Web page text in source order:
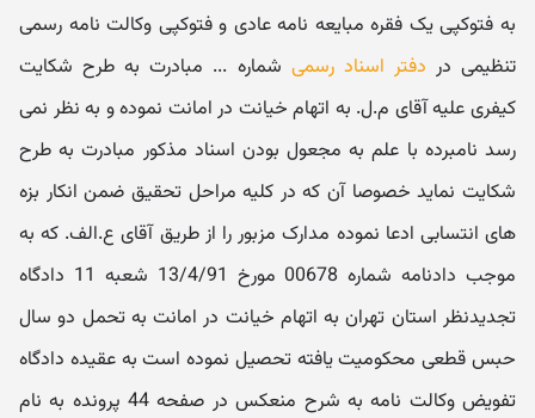
به فتوکپی یک فقره مبایعه نامه عادی و فتوکپی وکالت نامه رسمی
تنظیمی در دفتر اسناد رسمی شماره ... مبادرت به طرح شکایت
کیفری علیه آقای م.ل. به اتهام خیانت در امانت نموده و به نظر نمی
رسد نامبرده با علم به مجعول بودن اسناد مذکور مبادرت به طرح
شکایت نماید خصوصا آن که در کلیه مراحل تحقیق ضمن انکار بزه
های انتسابی ادعا نموده مدارک مزبور را از طریق آقای ع.الف. که به
موجب دادنامه شماره 00678 مورخ 13/4/91 شعبه 11 دادگاه
تجدیدنظر استان تهران به اتهام خیانت در امانت به تحمل دو سال
حبس قطعی محکومیت یافته تحصیل نموده است به عقیده دادگاه
تفویض وکالت نامه به شرح منعکس در صفحه 44 پرونده به نام